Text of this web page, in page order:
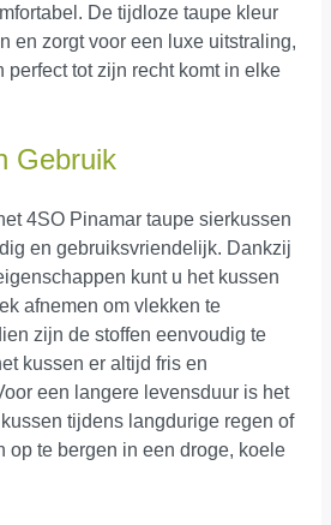
De tijdloze taupe kleur
en zorgt voor een luxe uitstraling,
perfect tot zijn recht komt in elke
Gebruik
4SO Pinamar taupe sierkussen
en gebruiksvriendelijk. Dankzij
kunt u het kussen
afnemen om vlekken te
zijn de stoffen eenvoudig te
kussen er altijd fris en
een langere levensduur is het
tijdens langdurige regen of
op te bergen in een droge, koele